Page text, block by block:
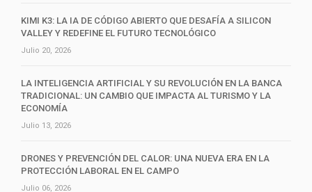
KIMI K3: LA IA DE CÓDIGO ABIERTO QUE DESAFÍA A SILICON
VALLEY Y REDEFINE EL FUTURO TECNOLÓGICO
Julio 20, 2026
LA INTELIGENCIA ARTIFICIAL Y SU REVOLUCIÓN EN LA BANCA
TRADICIONAL: UN CAMBIO QUE IMPACTA AL TURISMO Y LA
ECONOMÍA
Julio 13, 2026
DRONES Y PREVENCIÓN DEL CALOR: UNA NUEVA ERA EN LA
PROTECCIÓN LABORAL EN EL CAMPO
Julio 06, 2026